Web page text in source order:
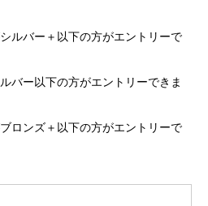
ルバー＋以下の方がエントリーで
バー以下の方がエントリーできま
ロンズ＋以下の方がエントリーで